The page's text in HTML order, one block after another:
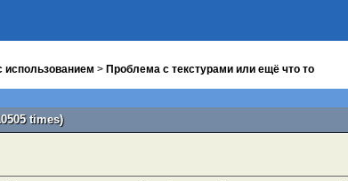
использованием > Проблема с текстурами или ещё что то
times)